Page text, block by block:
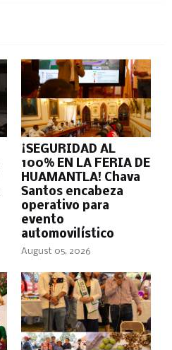
¡SEGURIDAD AL
100% EN LA FERIA DE
HUAMANTLA! Chava
Santos encabeza
operativo para
evento
automovilístico
August 05, 2026